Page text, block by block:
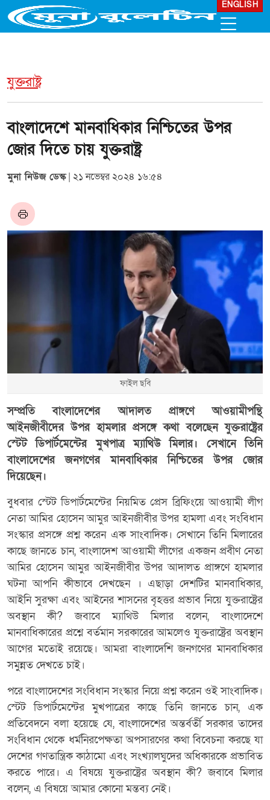
ENGLISH
যুক্তরাষ্ট্র
বাংলাদেশে মানবাধিকার নিশ্চিতের উপর
জোর দিতে চায় যুক্তরাষ্ট্র
মুনা নিউজ ডেস্ক| ২১ নভেম্বর ২০২৪ ১৬:৫৪
ফাইল ছবি
সম্প্রতি বাংলাদেশের আদালত প্রাঙ্গণে আওয়ামীপন্থি
আইনজীবীদের উপর হামলার প্রসঙ্গে কথা বলেছেন যুক্তরাষ্ট্রের
স্টেট ডিপার্টমেন্টের মুখপাত্র ম্যাথিউ মিলার। সেখানে তিনি
বাংলাদেশের জনগণের মানবাধিকার নিশ্চিতের উপর জোর
দিয়েছেন।
বুধবার স্টেট ডিপার্টমেন্টের নিয়মিত প্রেস ব্রিফিংয়ে আওয়ামী লীগ
নেতা আমির হোসেন আমুর আইনজীবীর উপর হামলা এবং সংবিধান
সংস্কার প্রসঙ্গে প্রশ্ন করেন এক সাংবাদিক। সেখানে তিনি মিলারের
কাছে জানতে চান, বাংলাদেশ আওয়ামী লীগের একজন প্রবীণ নেতা
আমির হোসেন আমুর আইনজীবীর উপর আদালত প্রাঙ্গণে হামলার
ঘটনা আপনি কীভাবে দেখছেন । এছাড়া দেশটির মানবাধিকার,
আইনি সুরক্ষা এবং আইনের শাসনের বৃহত্তর প্রভাব নিয়ে যুক্তরাষ্ট্রের
অবস্থান কী? জবাবে ম্যাথিউ মিলার বলেন, বাংলাদেশে
মানবাধিকারের প্রশ্নে বর্তমান সরকারের আমলেও যুক্তরাষ্ট্রের অবস্থান
আগের মতোই রয়েছে। আমরা বাংলাদেশি জনগণের মানবাধিকার
সমুন্নত দেখতে চাই।
পরে বাংলাদেশের সংবিধান সংস্কার নিয়ে প্রশ্ন করেন ওই সাংবাদিক।
স্টেট ডিপার্টমেন্টের মুখপাত্রের কাছে তিনি জানতে চান, এক
প্রতিবেদনে বলা হয়েছে যে, বাংলাদেশের অন্তর্বর্তী সরকার তাদের
সংবিধান থেকে ধর্মনিরপেক্ষতা অপসারণের কথা বিবেচনা করছে যা
দেশের গণতান্ত্রিক কাঠামো এবং সংখ্যালঘুদের অধিকারকে প্রভাবিত
করতে পারে। এ বিষয়ে যুক্তরাষ্ট্রের অবস্থান কী? জবাবে মিলার
বলেন, এ বিষয়ে আমার কোনো মন্তব্য নেই।